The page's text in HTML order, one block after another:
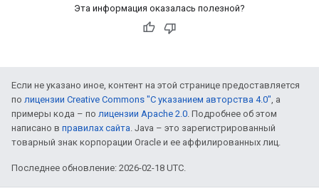
Эта информация оказалась полезной?
Если не указано иное, контент на этой странице предоставляется
по лицензии Creative Commons "С указанием авторства 4.0", а
примеры кода – по лицензии Apache 2.0. Подробнее об этом
написано в правилах сайта. Java – это зарегистрированный
товарный знак корпорации Oracle и ее аффилированных лиц.
Последнее обновление: 2026-02-18 UTC.